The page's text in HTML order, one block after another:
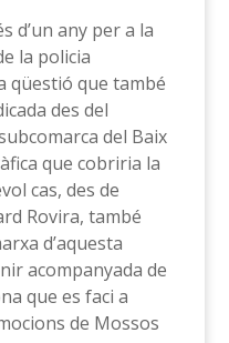
d’un any per a la
la policia
qüestió que també
des del
del Baix
que cobriria la
cas, des de
Rovira, també
d’aquesta
acompanyada de
que es faci a
de Mossos